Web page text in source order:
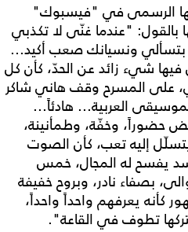
الرسمى في "فيسبوك"
بالقول: "عندما غنّى لا تكذبي
بتسألي ونسيانك صعب أكيد...
فيها شيء زائد عن الحدّ، كأن كل
على المسرح وقف هاني شاكر
العربية... هادئاً...
حضوراً، وخفّة، وطمأنينة،
إليه تعب، كأن الصوت
يفسح له المجال، خمس
بصفاء نادر، وبروح خفيفة
كأنه يعرفهم واحداً واحداً،
تطوف في القاعة".